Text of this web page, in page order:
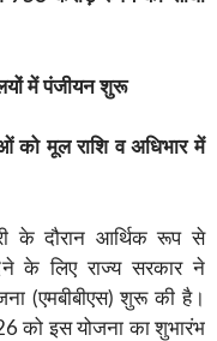
में पंजीयन शुरू
को मूल राशि व अधिभार में
के दौरान आर्थिक रूप से
के लिए राज्य सरकार ने
(एमबीबीएस) शुरू की है।
को इस योजना का शुभारंभ